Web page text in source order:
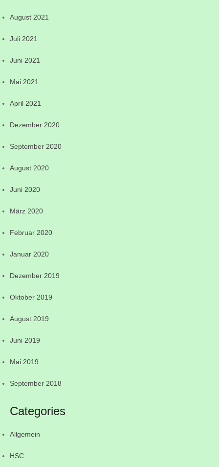
August 2021
Juli 2021
Juni 2021
Mai 2021
April 2021
Dezember 2020
September 2020
August 2020
Juni 2020
März 2020
Februar 2020
Januar 2020
Dezember 2019
Oktober 2019
August 2019
Juni 2019
Mai 2019
September 2018
Categories
Allgemein
HSC